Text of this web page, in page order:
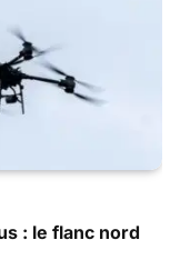
: le flanc nord